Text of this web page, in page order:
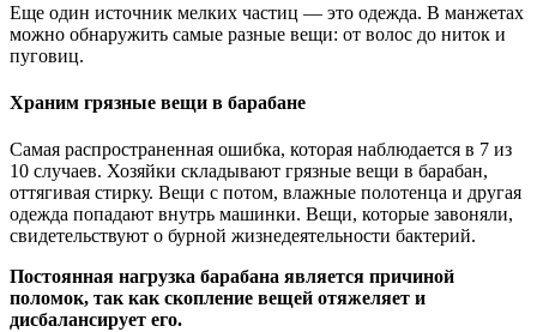
Еще один источник мелких частиц — это одежда. В манжетах
можно обнаружить самые разные вещи: от волос до ниток и
пуговиц.
Храним грязные вещи в барабане
Самая распространенная ошибка, которая наблюдается в 7 из
10 случаев. Хозяйки складывают грязные вещи в барабан,
оттягивая стирку. Вещи с потом, влажные полотенца и другая
одежда попадают внутрь машинки. Вещи, которые завоняли,
свидетельствуют о бурной жизнедеятельности бактерий.
Постоянная нагрузка барабана является причиной
поломок, так как скопление вещей отяжеляет и
дисбалансирует его.